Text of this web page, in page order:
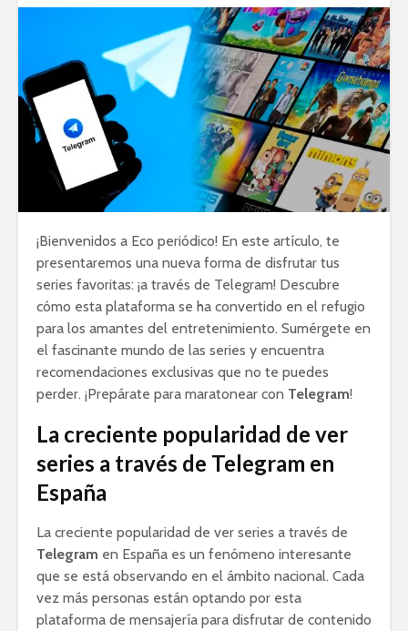
¡Bienvenidos a Eco periódico! En este artículo, te
presentaremos una nueva forma de disfrutar tus
series favoritas: ¡a través de Telegram! Descubre
cómo esta plataforma se ha convertido en el refugio
para los amantes del entretenimiento. Sumérgete en
el fascinante mundo de las series y encuentra
recomendaciones exclusivas que no te puedes
perder. ¡Prepárate para maratonear con Telegram!
La creciente popularidad de ver
series a través de Telegram en
España
La creciente popularidad de ver series a través de
Telegram en España es un fenómeno interesante
que se está observando en el ámbito nacional. Cada
vez más personas están optando por esta
plataforma de mensajería para disfrutar de contenido